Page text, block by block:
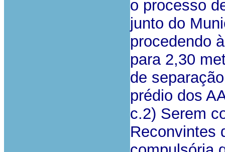
o processo
junto do
procedendo
para 2,30
de
prédio dos
c.2) Serem
Reconvintes